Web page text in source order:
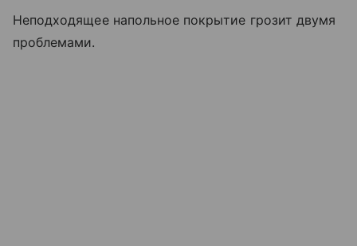
Неподходящее напольное покрытие грозит двумя
проблемами.